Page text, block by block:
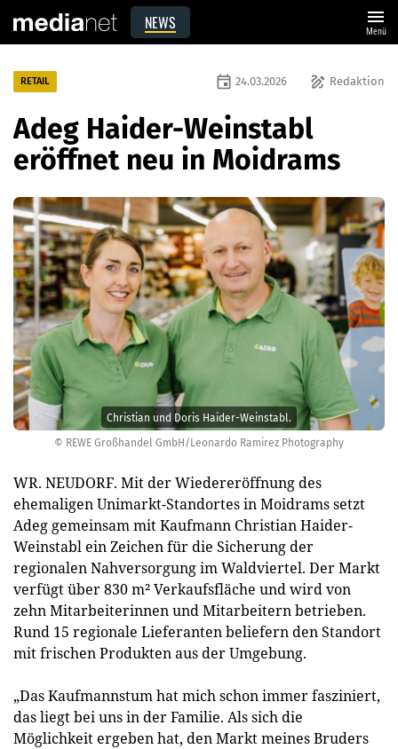
NEWS menu
Menü
© REWE Großhandel GmbH/Leonardo Ramirez Photography
Christian und Doris Haider-Weinstabl.
RETAIL draw Redaktion
event 24.03.2026
​Adeg Haider-Weinstabl
eröffnet neu in Moidrams
WR. NEUDORF. Mit der Wiedereröffnung des
ehemaligen Unimarkt-Standortes in Moidrams setzt
Adeg gemeinsam mit Kaufmann Christian Haider-
Weinstabl ein Zeichen für die Sicherung der
regionalen Nahversorgung im Waldviertel. Der Markt
verfügt über 830 m² Verkaufsfläche und wird von
zehn Mitarbeiterinnen und Mitarbeitern betrieben.
Rund 15 regionale Lieferanten beliefern den Standort
mit frischen Produkten aus der Umgebung.
„Das Kaufmannstum hat mich schon immer fasziniert,
das liegt bei uns in der Familie. Als sich die
Möglichkeit ergeben hat, den Markt meines Bruders